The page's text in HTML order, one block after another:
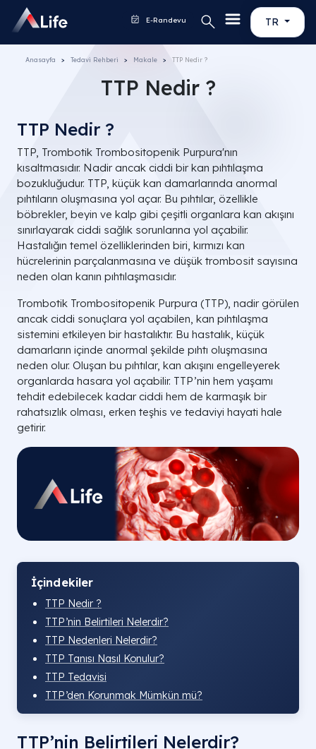
TR
E-Randevu
Anasayfa Tedavi Rehberi Makale TTP Nedir ?
TTP Nedir ?
TTP Nedir ?
TTP, Trombotik Trombositopenik Purpura'nın
kısaltmasıdır. Nadir ancak ciddi bir kan pıhtılaşma
bozukluğudur. TTP, küçük kan damarlarında anormal
pıhtıların oluşmasına yol açar. Bu pıhtılar, özellikle
böbrekler, beyin ve kalp gibi çeşitli organlara kan akışını
sınırlayarak ciddi sağlık sorunlarına yol açabilir.
Hastalığın temel özelliklerinden biri, kırmızı kan
hücrelerinin parçalanmasına ve düşük trombosit sayısına
neden olan kanın pıhtılaşmasıdır.
Trombotik Trombositopenik Purpura (TTP), nadir görülen
ancak ciddi sonuçlara yol açabilen, kan pıhtılaşma
sistemini etkileyen bir hastalıktır. Bu hastalık, küçük
damarların içinde anormal şekilde pıhtı oluşmasına
neden olur. Oluşan bu pıhtılar, kan akışını engelleyerek
organlarda hasara yol açabilir. TTP’nin hem yaşamı
tehdit edebilecek kadar ciddi hem de karmaşık bir
rahatsızlık olması, erken teşhis ve tedaviyi hayati hale
getirir.
İçindekiler
TTP Nedir ?
TTP’nin Belirtileri Nelerdir?
TTP Nedenleri Nelerdir?
TTP Tanısı Nasıl Konulur?
TTP Tedavisi
TTP’den Korunmak Mümkün mü?
TTP’nin Belirtileri Nelerdir?